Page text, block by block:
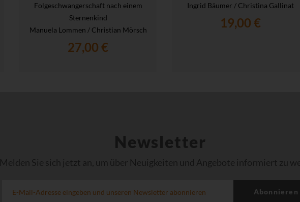
Folgeschwangerschaft nach einem
Sternenkind
Manuela Lommen / Christian Mörsch
27,00 €
Ingrid Bäumer / Christina Gallinat
19,00 €
Newsletter
Melden Sie sich jetzt an, um über Neuigkeiten und Angebote informiert zu
Abonnieren